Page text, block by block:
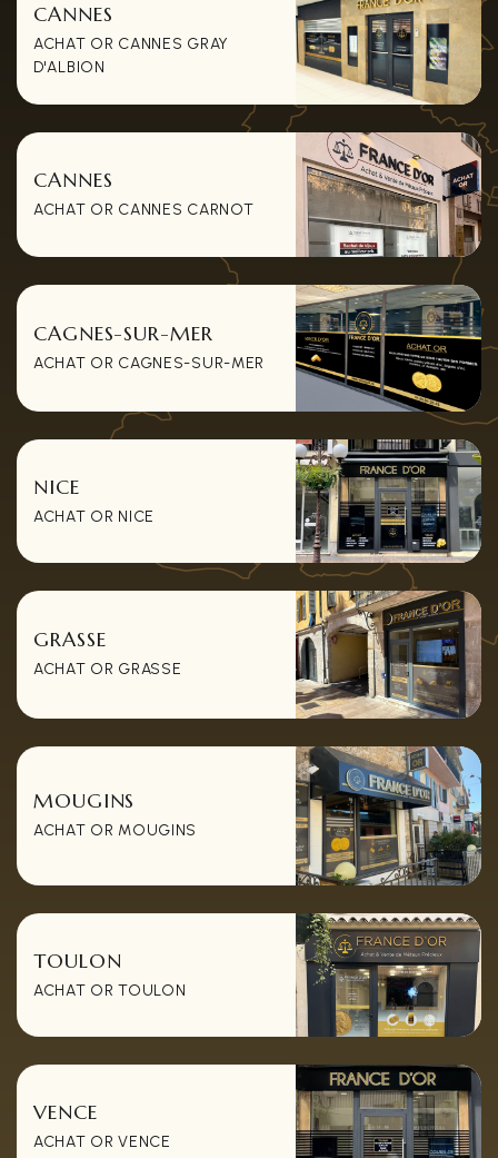
CANNES
ACHAT OR CANNES GRAY
D'ALBION
CANNES
ACHAT OR CANNES CARNOT
CAGNES-SUR-MER
ACHAT OR CAGNES-SUR-MER
NICE
ACHAT OR NICE
GRASSE
ACHAT OR GRASSE
MOUGINS
ACHAT OR MOUGINS
TOULON
ACHAT OR TOULON
VENCE
ACHAT OR VENCE